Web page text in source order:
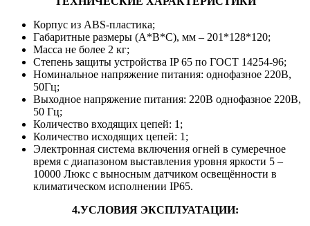
Корпус из ABS-пластика;
Габаритные размеры (A*B*C), мм – 201*128*120;
Масса не более 2 кг;
Степень защиты устройства IP 65 по ГОСТ 14254-96;
Номинальное напряжение питания: однофазное 220В,
50Гц;
Выходное напряжение питания: 220В однофазное 220В,
50 Гц;
Количество входящих цепей: 1;
Количество исходящих цепей: 1;
Электронная система включения огней в сумеречное
время с диапазоном выставления уровня яркости 5 –
10000 Люкс с выносным датчиком освещённости в
климатическом исполнении IP65.
4.УСЛОВИЯ ЭКСПЛУАТАЦИИ: